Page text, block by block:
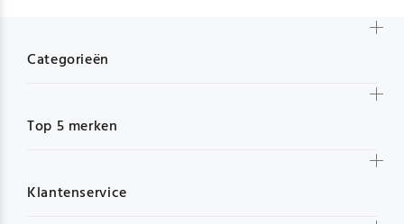
Categorieën
Top 5 merken
Klantenservice